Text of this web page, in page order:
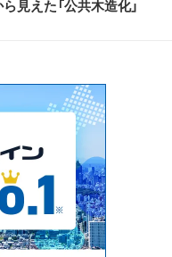
見えた「公共木造化」